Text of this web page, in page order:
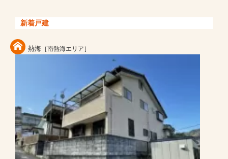
新着戸建
熱海 ［南熱海エリア］